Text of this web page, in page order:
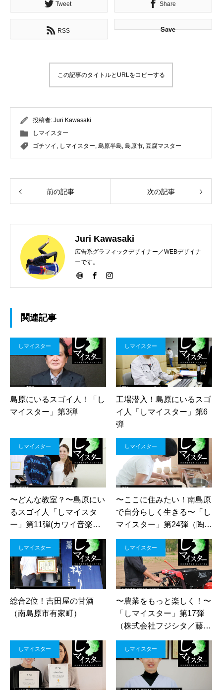
Tweet Share
RSS Save
この記事のタイトルとURLをコピーする
投稿者: Juri Kawasaki
しマイスター
ゴチソイ , しマイスター, 島原半島, 島原市, 豆腐マスター
前の記事 次の記事
Juri Kawasaki
広告系グラフィックデザイナー／WEBデザイナ
ーです。
関連記事
しマイスター
島原にいるスゴイ人！「し
マイスター」第3弾
しマイスター
工場潜入！島原にいるスゴ
イ人「しマイスター」第6
弾
しマイスター
〜どんな教室？〜島原にい
るスゴイ人「しマイスタ
ー」第11弾(カワイ音楽教
先生・宮崎由紀先生)
しマイスター
〜ここに住みたい！南島原
で自分らしく生きる〜「し
マイスター」第24弾（陶芸
しマイスター
総合2位！吉田屋の甘酒
（南島原市有家町）
しマイスター
〜農業をもっと楽しく！〜
「しマイスター」第17弾
（株式会社フジシタ／藤下
しマイスター しマイスター